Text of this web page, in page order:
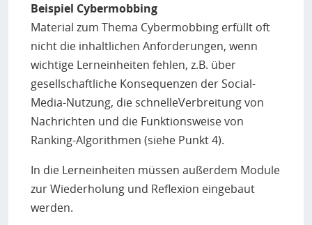
#Kids #digital #genial findet Technik, Medien und das
Internet super und unverzichtbar, aber den Schutz von
privaten Daten genauso. Lerne mit ein paar Tipps und
Tricks, wie beides zusammen geht und werde zum Profi
im Netz!
Unterrichtshilfe zum Buch Mit dieser Hilfe
können die 137 Lexikon-Einträge zu verschiedenen
Themenbausteinen kombiniert und somit individuell in
verschiedenen Unterrichtsfächern eingesetzt werden
Broschüre:
Digitale Mündigkeit –
Eigenverantwortlich im 21. Jahrhundert(Leena
Simon)
Eine Handreichung: Was ist "Digitale Mündigkeit" und
warum ist das wichtig? Mit enthalten: Schnell
Beispiel Cybermobbing
Material zum Thema Cybermobbing erfüllt oft
nicht die inhaltlichen Anforderungen, wenn
wichtige Lerneinheiten fehlen, z.B. über
gesellschaftliche Konsequenzen der Social-
Media-Nutzung, die schnelleVerbreitung von
Nachrichten und die Funktionsweise von
Ranking-Algorithmen (siehe Punkt 4).
In die Lerneinheiten müssen außerdem Module
zur Wiederholung und Reflexion eingebaut
werden.